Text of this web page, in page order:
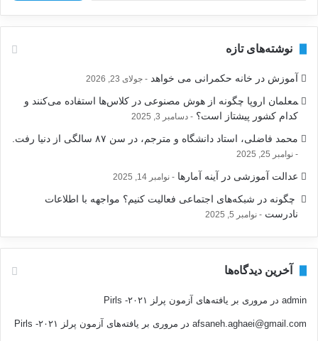
ا
ی
نوشته‌های تازه
آموزش در خانه حکمرانی می خواهد جولای 23, 2026
‍معلمان اروپا چگونه از هوش مصنوعی در کلاس‌ها استفاده می‌کنند و
کدام کشور پیشتاز است؟
دسامبر 3, 2025
محمد فاضلی، استاد دانشگاه و مترجم، در سن ۸۷ سالگی از دنیا رفت.
نوامبر 25, 2025
عدالت آموزشی در آینه آمارها نوامبر 14, 2025
‍ چگونه در شبکه‌های اجتماعی فعالیت کنیم؟ مواجهه با اطلاعات
نادرست
نوامبر 5, 2025
آخرین دیدگاه‌ها
admin در مروری بر یافته‌های آزمون پرلز ۲۰۲۱- Pirls
afsaneh.aghaei@gmail.com در مروری بر یافته‌های آزمون پرلز ۲۰۲۱- Pirls